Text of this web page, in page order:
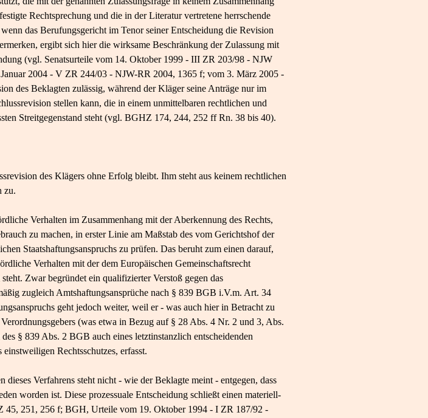
Rechtsprechung und die in der Literatur vertretene herrschende
das Berufungsgericht im Tenor seiner Entscheidung die Revision
ergibt sich hier die wirksame Beschränkung der Zulassung mit
(vgl. Senatsurteile vom 14. Oktober 1999 - III ZR 203/98 - NJW
2004 - V ZR 244/03 - NJW-RR 2004, 1365 f; vom 3. März 2005 -
des Beklagten zulässig, während der Kläger seine Anträge nur im
stellen kann, die in einem unmittelbaren rechtlichen und
Streitgegenstand steht (vgl. BGHZ 174, 244, 252 ff Rn. 38 bis 40).
des Klägers ohne Erfolg bleibt. Ihm steht aus keinem rechtlichen
zu.
Verhalten im Zusammenhang mit der Aberkennung des Rechts,
zu machen, in erster Linie am Maßstab des vom Gerichtshof der
Staatshaftungsanspruchs zu prüfen. Das beruht zum einen darauf,
Verhalten mit der dem Europäischen Gemeinschaftsrecht
Zwar begründet ein qualifizierter Verstoß gegen das
zugleich Amtshaftungsansprüche nach § 839 BGB i.V.m. Art. 34
geht jedoch weiter, weil er - was auch hier in Betracht zu
(was etwa in Bezug auf § 28 Abs. 4 Nr. 2 und 3, Abs.
§ 839 Abs. 2 BGB auch eines letztinstanzlich entscheidenden
Rechtsschutzes, erfasst.
Verfahrens steht nicht - wie der Beklagte meint - entgegen, dass
worden ist. Diese prozessuale Entscheidung schließt einen materiell-
45, 251, 256 f; BGH, Urteile vom 19. Oktober 1994 - I ZR 187/92 -